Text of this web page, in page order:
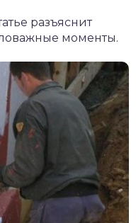
разъяснит
моменты.